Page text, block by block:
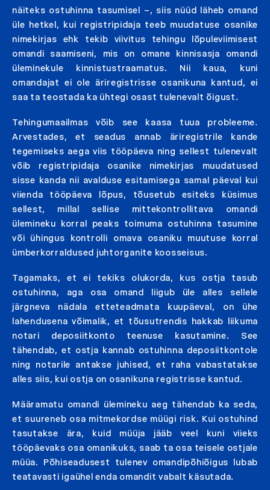
näiteks ostuhinna tasumisel –, siis nüüd läheb omand
üle hetkel, kui registripidaja teeb muudatuse osanike
nimekirjas ehk tekib viivitus tehingu lõpuleviimisest
omandi saamiseni, mis on omane kinnisasja omandi
üleminekule kinnistustraamatus. Nii kaua, kuni
omandajat ei ole äriregistrisse osanikuna kantud, ei
saa ta teostada ka ühtegi osast tulenevalt õigust.
Tehingumaailmas võib see kaasa tuua probleeme.
Arvestades, et seadus annab äriregistrile kande
tegemiseks aega viis tööpäeva ning sellest tulenevalt
võib registripidaja osanike nimekirjas muudatused
sisse kanda nii avalduse esitamisega samal päeval kui
viienda tööpäeva lõpus, tõusetub esiteks küsimus
sellest, millal sellise mittekontrollitava omandi
ülemineku korral peaks toimuma ostuhinna tasumine
või ühingus kontrolli omava osaniku muutuse korral
ümberkorraldused juhtorganite koosseisus.
Tagamaks, et ei tekiks olukorda, kus ostja tasub
ostuhinna, aga osa omand liigub üle alles sellele
järgneva nädala etteteadmata kuupäeval, on ühe
lahendusena võimalik, et tõusutrendis hakkab liikuma
notari deposiitkonto teenuse kasutamine. See
tähendab, et ostja kannab ostuhinna deposiitkontole
ning notarile antakse juhised, et raha vabastatakse
alles siis, kui ostja on osanikuna registrisse kantud.
Määramatu omandi ülemineku aeg tähendab ka seda,
et suureneb osa mitmekordse müügi risk. Kui ostuhind
tasutakse ära, kuid müüja jääb veel kuni viieks
tööpäevaks osa omanikuks, saab ta osa teisele ostjale
müüa. Põhiseadusest tulenev omandipõhiõigus lubab
teatavasti igaühel enda omandit vabalt käsutada.